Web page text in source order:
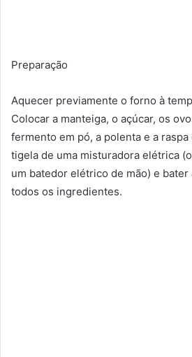
Preparação
Aquecer previamente o forno à
Colocar a manteiga, o açúcar, os
fermento em pó, a polenta e a
tigela de uma misturadora elétrica
um batedor elétrico de mão) e
todos os ingredientes.